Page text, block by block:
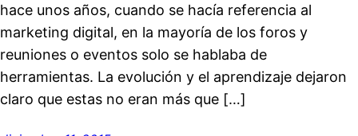
hace unos años, cuando se hacía referencia al
marketing digital, en la mayoría de los foros y
reuniones o eventos solo se hablaba de
herramientas. La evolución y el aprendizaje dejaron
claro que estas no eran más que […]